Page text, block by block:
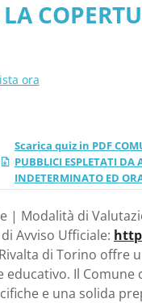
A
ora
Scarica quiz in PDF
PUBBLICI ESPLETATI DA
INDETERMINATO ED
| Modalità di
Avviso Ufficiale:
di Torino
Il
e una solida